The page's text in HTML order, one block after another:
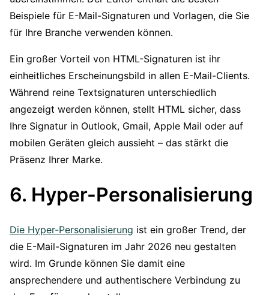
Beispiele für E-Mail-Signaturen und Vorlagen, die Sie
für Ihre Branche verwenden können.
Ein großer Vorteil von HTML-Signaturen ist ihr
einheitliches Erscheinungsbild in allen E-Mail-Clients.
Während reine Textsignaturen unterschiedlich
angezeigt werden können, stellt HTML sicher, dass
Ihre Signatur in Outlook, Gmail, Apple Mail oder auf
mobilen Geräten gleich aussieht – das stärkt die
Präsenz Ihrer Marke.
6. Hyper-Personalisierung
Die Hyper-Personalisierung ist ein großer Trend, der
die E-Mail-Signaturen im Jahr 2026 neu gestalten
wird. Im Grunde können Sie damit eine
ansprechendere und authentischere Verbindung zu